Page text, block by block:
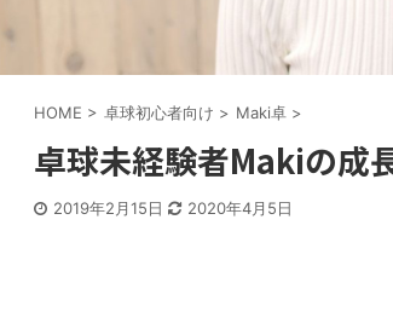
HOME > 卓球初心者向け > Maki卓 >
卓球未経験者Makiの成
2019年2月15日 2020年4月5日